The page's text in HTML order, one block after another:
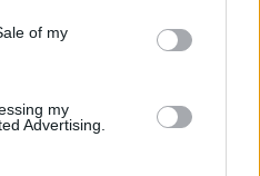
of my
my
Advertising.